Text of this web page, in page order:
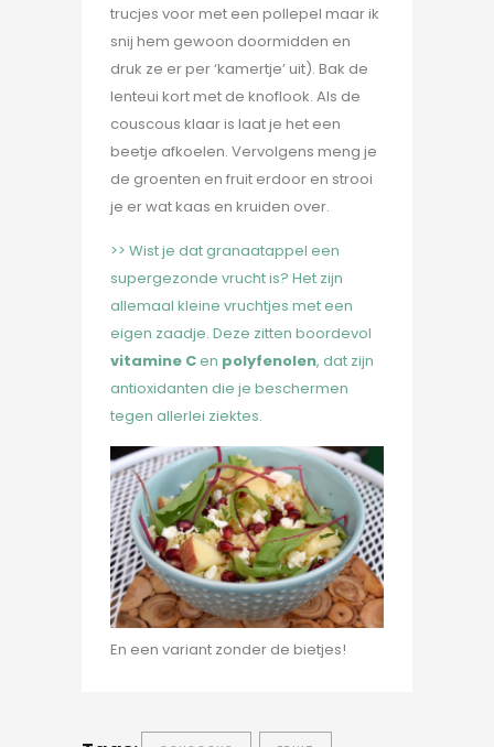
trucjes voor met een pollepel maar ik
snij hem gewoon doormidden en
druk ze er per ‘kamertje’ uit). Bak de
lenteui kort met de knoflook. Als de
couscous klaar is laat je het een
beetje afkoelen. Vervolgens meng je
de groenten en fruit erdoor en strooi
je er wat kaas en kruiden over.
>> Wist je dat granaatappel een
supergezonde vrucht is? Het zijn
allemaal kleine vruchtjes met een
eigen zaadje. Deze zitten boordevol
vitamine Cen polyfenolen, dat zijn
antioxidanten die je beschermen
tegen allerlei ziektes.
En een variant zonder de bietjes!